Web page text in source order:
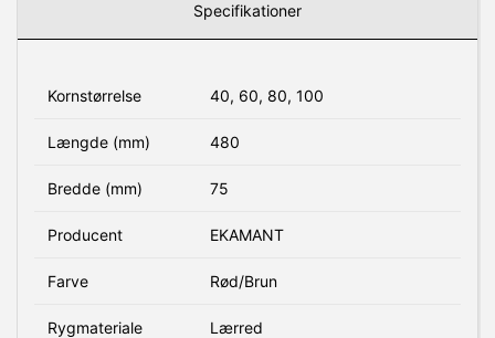
Specifikationer
Kornstørrelse 40, 60, 80, 100
Længde (mm) 480
Bredde (mm) 75
Producent EKAMANT
Farve Rød/Brun
Rygmateriale Lærred